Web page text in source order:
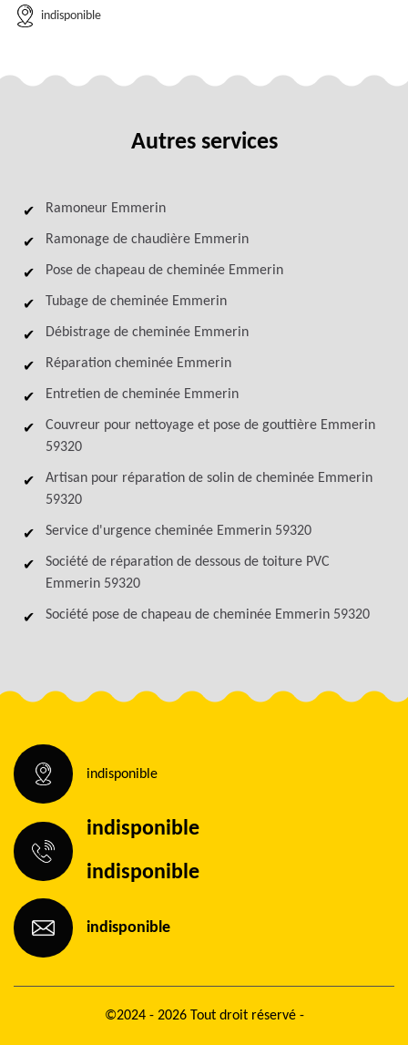
indisponible
Autres services
Ramoneur Emmerin
Ramonage de chaudière Emmerin
Pose de chapeau de cheminée Emmerin
Tubage de cheminée Emmerin
Débistrage de cheminée Emmerin
Réparation cheminée Emmerin
Entretien de cheminée Emmerin
Couvreur pour nettoyage et pose de gouttière Emmerin
59320
Artisan pour réparation de solin de cheminée Emmerin
59320
Service d'urgence cheminée Emmerin 59320
Société de réparation de dessous de toiture PVC
Emmerin 59320
Société pose de chapeau de cheminée Emmerin 59320
indisponible
indisponible
indisponible
indisponible
©2024 - 2026 Tout droit réservé -